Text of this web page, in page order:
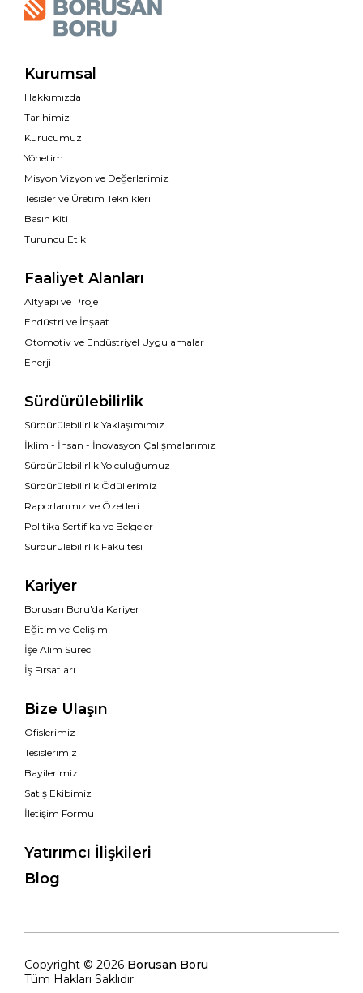
Kurumsal
Hakkımızda
Tarihimiz
Kurucumuz
Yönetim
Misyon Vizyon ve Değerlerimiz
Tesisler ve Üretim Teknikleri
Basın Kiti
Turuncu Etik
Faaliyet Alanları
Altyapı ve Proje
Endüstri ve İnşaat
Otomotiv ve Endüstriyel Uygulamalar
Enerji
Sürdürülebilirlik
Sürdürülebilirlik Yaklaşımımız
İklim - İnsan - İnovasyon Çalışmalarımız
Sürdürülebilirlik Yolculuğumuz
Sürdürülebilirlik Ödüllerimiz
Raporlarımız ve Özetleri
Politika Sertifika ve Belgeler
Sürdürülebilirlik Fakültesi
Kariyer
Borusan Boru'da Kariyer
Eğitim ve Gelişim
İşe Alım Süreci
İş Fırsatları
Bize Ulaşın
Ofislerimiz
Tesislerimiz
Bayilerimiz
Satış Ekibimiz
İletişim Formu
Yatırımcı İlişkileri
Blog
Copyright © 2026 Borusan Boru
Tüm Hakları Saklıdır.